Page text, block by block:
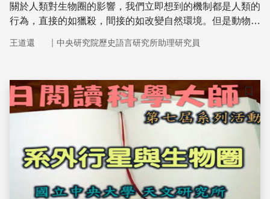
關於人類對生物圈的影響，我們立即想到的機制都是人類的
行為，直接的如獵殺，間接的如改變自然環境。但是動物對
王道還 ｜ 中央研究院歷史語言研究所助理研究員
儲存